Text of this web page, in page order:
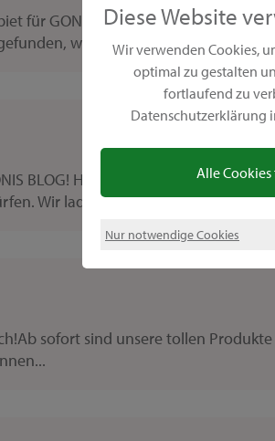
Diese Website
Wir verwenden Cookies,
optimal zu gestalten
fortlaufend zu
Datenschutzerklärung
Alle
Nur notwendige Cookies
für GONIS Produkte. Die Küche
was ich mit...
BLOG! Herzlich Willkommen im
Wir laden Sie ein sich...
sofort sind unsere tollen